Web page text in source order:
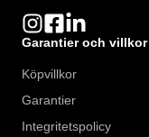
Garantier och villkor
Köpvillkor
Garantier
Integritetspolicy